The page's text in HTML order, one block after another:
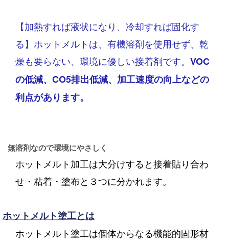
【加熱すれば液状になり、冷却すれば固化す
る】ホットメルトは、有機溶剤を使用せず、乾
燥も要らない、 環境に優しい接着剤です。 VOC
の低減、CO5排出低減、加工速度の向上などの
利点があります。
無溶剤なので環境にやさしく
ホットメルト加工は大分けすると接着貼り合わ
せ・粘着・塗布と３つに分かれます。
ホットメルト塗工とは
ホットメルト塗工は個体からなる機能的固形材